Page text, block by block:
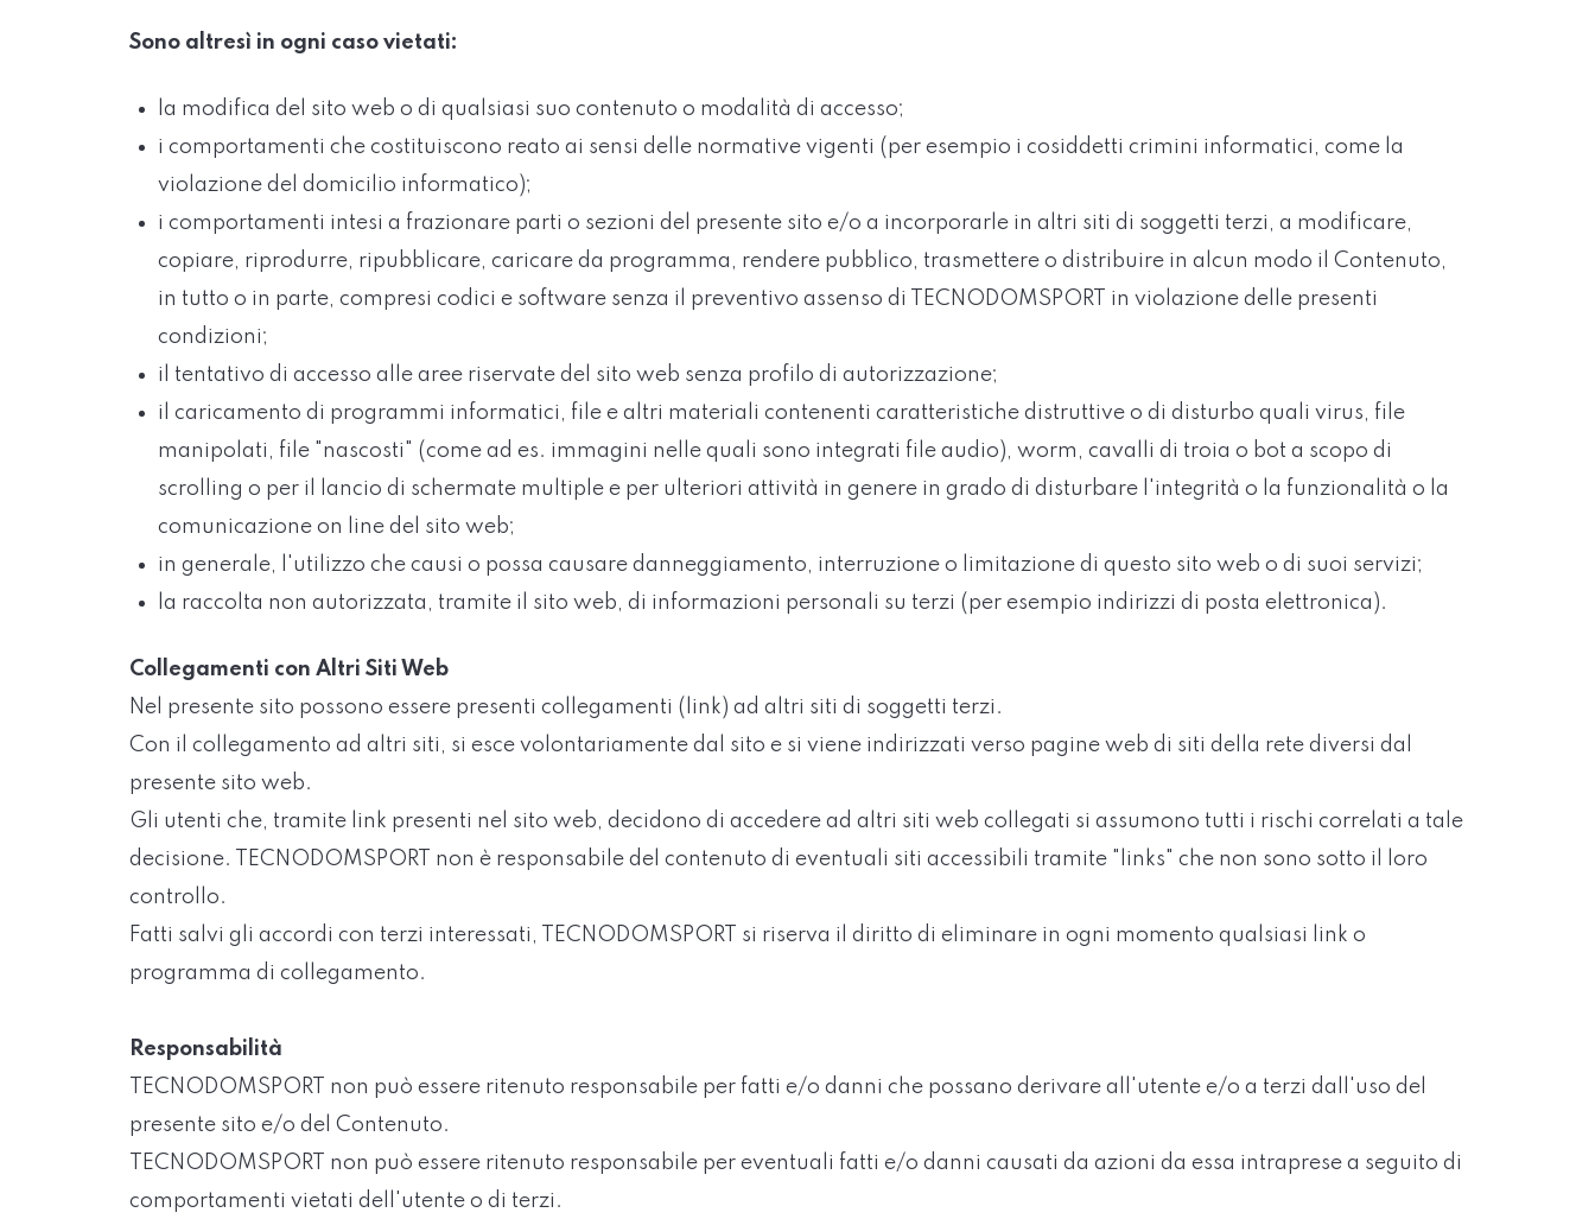
Sono altresì in ogni caso vietati:
la modifica del sito web o di qualsiasi suo contenuto o modalità di accesso;
i comportamenti che costituiscono reato ai sensi delle normative vigenti (per esempio i cosiddetti crimini informatici, come la
violazione del domicilio informatico);
i comportamenti intesi a frazionare parti o sezioni del presente sito e/o a incorporarle in altri siti di soggetti terzi, a modificare,
copiare, riprodurre, ripubblicare, caricare da programma, rendere pubblico, trasmettere o distribuire in alcun modo il Contenuto,
in tutto o in parte, compresi codici e software senza il preventivo assenso di TECNODOMSPORT in violazione delle presenti
condizioni;
il tentativo di accesso alle aree riservate del sito web senza profilo di autorizzazione;
il caricamento di programmi informatici, file e altri materiali contenenti caratteristiche distruttive o di disturbo quali virus, file
manipolati, file "nascosti" (come ad es. immagini nelle quali sono integrati file audio), worm, cavalli di troia o bot a scopo di
scrolling o per il lancio di schermate multiple e per ulteriori attività in genere in grado di disturbare l'integrità o la funzionalità o la
comunicazione on line del sito web;
in generale, l'utilizzo che causi o possa causare danneggiamento, interruzione o limitazione di questo sito web o di suoi servizi;
la raccolta non autorizzata, tramite il sito web, di informazioni personali su terzi (per esempio indirizzi di posta elettronica).
Collegamenti con Altri Siti Web
Nel presente sito possono essere presenti collegamenti (link) ad altri siti di soggetti terzi.
Con il collegamento ad altri siti, si esce volontariamente dal sito e si viene indirizzati verso pagine web di siti della rete diversi dal
presente sito web.
Gli utenti che, tramite link presenti nel sito web, decidono di accedere ad altri siti web collegati si assumono tutti i rischi correlati a tale
decisione. TECNODOMSPORT non è responsabile del contenuto di eventuali siti accessibili tramite "links" che non sono sotto il loro
controllo.
Fatti salvi gli accordi con terzi interessati, TECNODOMSPORT si riserva il diritto di eliminare in ogni momento qualsiasi link o
programma di collegamento.
Responsabilità
TECNODOMSPORT non può essere ritenuto responsabile per fatti e/o danni che possano derivare all'utente e/o a terzi dall'uso del
presente sito e/o del Contenuto.
TECNODOMSPORT non può essere ritenuto responsabile per eventuali fatti e/o danni causati da azioni da essa intraprese a seguito di
comportamenti vietati dell'utente o di terzi.